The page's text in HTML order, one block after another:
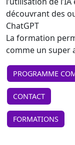
découvrant des
ChatGPT
La formation
comme un super
PROGRAMME
CONTACT
FORMATIONS